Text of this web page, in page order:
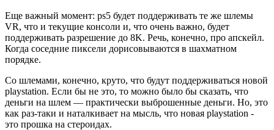
Еще важный момент: ps5 будет поддерживать те же шлемы
VR, что и текущие консоли и, что очень важно, будет
поддерживать разрешение до 8K. Речь, конечно, про апскейл.
Когда соседние пиксели дорисовываются в шахматном
порядке.
Со шлемами, конечно, круто, что будут поддерживаться новой
playstation. Если бы не это, то можно было бы сказать, что
деньги на шлем — практически выброшенные деньги. Но, это
как раз-таки и наталкивает на мысль, что новая playstation -
это прошка на стероидах.